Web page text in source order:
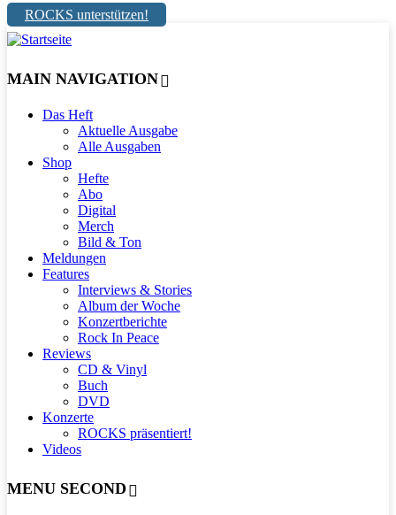
ROCKS unterstützen!
MAIN NAVIGATION
Das Heft
Aktuelle Ausgabe
Alle Ausgaben
Shop
Hefte
Abo
Digital
Merch
Bild & Ton
Meldungen
Features
Interviews & Stories
Album der Woche
Konzertberichte
Rock In Peace
Reviews
CD & Vinyl
Buch
DVD
Konzerte
ROCKS präsentiert!
Videos
MENU SECOND